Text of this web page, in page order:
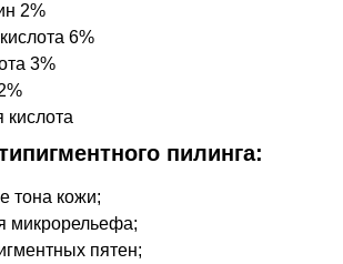
2%
6%
3%
пилинга:
тона кожи;
микрорельефа;
пятен;